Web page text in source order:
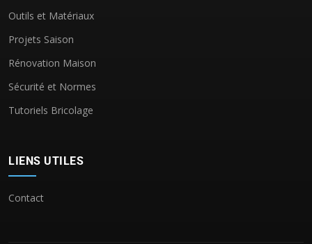
Outils et Matériaux
Projets Saison
Rénovation Maison
Sécurité et Normes
Tutoriels Bricolage
LIENS UTILES
Contact